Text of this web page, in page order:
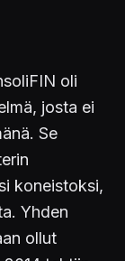
oli
josta ei
Se
koneistoksi,
Yhden
ollut